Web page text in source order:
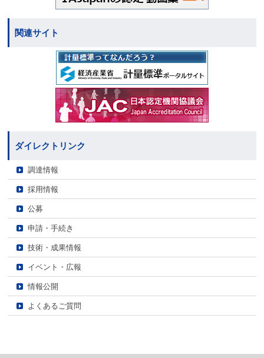
関連サイト
ダイレクトリンク
調達情報
採用情報
公募
申請・手続き
技術・成果情報
イベント・広報
情報公開
よくあるご質問